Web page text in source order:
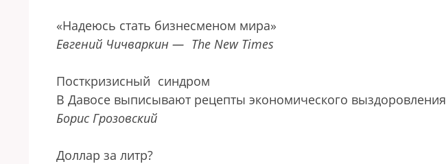
«Надеюсь стать бизнесменом мира»
Евгений Чичваркин — The New Times
Посткризисный синдром
В Давосе выписывают рецепты экономического выздоровления
Борис Грозовский
Доллар за литр?